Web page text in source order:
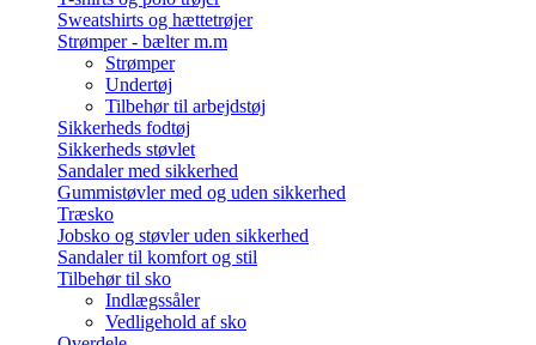
Sweatshirts og hættetrøjer
Strømper - bælter m.m
Strømper
Undertøj
Tilbehør til arbejdstøj
Sikkerheds fodtøj
Sikkerheds støvlet
Sandaler med sikkerhed
Gummistøvler med og uden sikkerhed
Træsko
Jobsko og støvler uden sikkerhed
Sandaler til komfort og stil
Tilbehør til sko
Indlægssåler
Vedligehold af sko